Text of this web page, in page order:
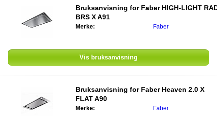
Bruksanvisning for Faber HIGH-LIGHT
BRS X A91
Merke: Faber
Vis bruksanvisning
Bruksanvisning for Faber Heaven 2.0 X
FLAT A90
Merke: Faber